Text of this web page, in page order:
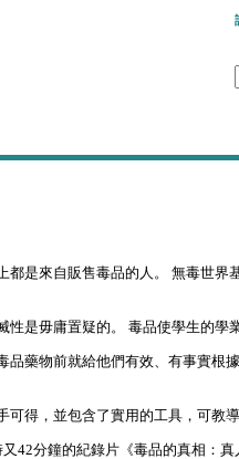
都是來自販售毒品的人。 無毒世
性是毋庸置疑的。 毒品使學生的
品藥物前就給他們有效、有事實根
可得，並包含了實用的工具，可教
42分鐘的紀錄片《毒品的真相：真